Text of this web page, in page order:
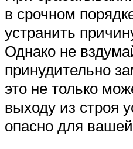
в срочном
устранить
Однако не
принудительно
это не только
выходу из строя
опасно для